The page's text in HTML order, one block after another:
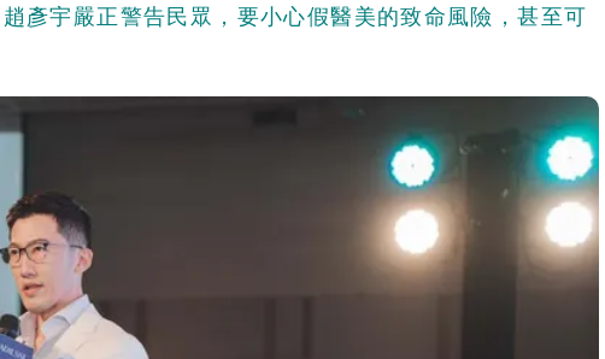
彥宇嚴正警告民眾，要小心假醫美的致命風險，甚至可